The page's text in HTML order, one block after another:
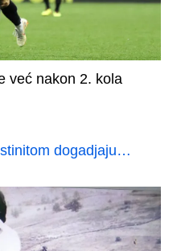
već nakon 2. kola
dogadjaju…